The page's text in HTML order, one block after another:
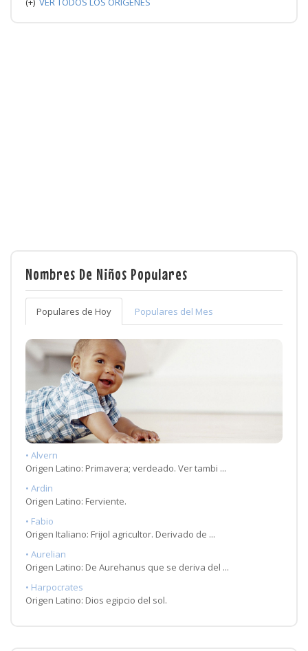
Nombres De Niños Populares
Populares de Hoy Populares del Mes
• Alvern
Origen Latino: Primavera; verdeado. Ver tambi ...
• Ardin
Origen Latino: Ferviente.
• Fabio
Origen Italiano: Frijol agricultor. Derivado de ...
• Aurelian
Origen Latino: De Aurehanus que se deriva del ...
• Harpocrates
Origen Latino: Dios egipcio del sol.